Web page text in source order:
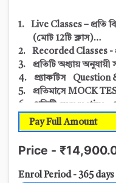
1. Live Classes –
(মোট 12টি ক্লাস)
2. Recorded Classes -
3. প্রতিটি অধ্যায় অনুযায়ী
4. প্র্যাকটিস Question
5. প্রতিমাসে MOCK
6. প্রতিটি summative
7. Sample Question &
8. প্রতিSUMMATIVE
অভিভাবকদের সাথে
Price -
Enrol Period - 365 days